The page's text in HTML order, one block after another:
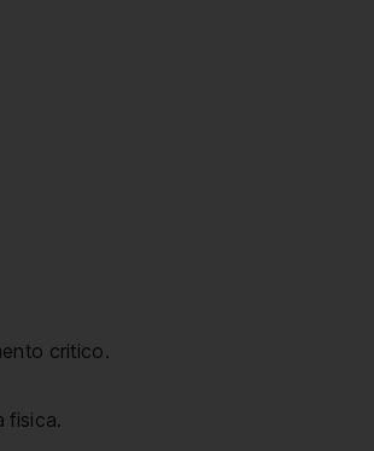
critico.
fisica.